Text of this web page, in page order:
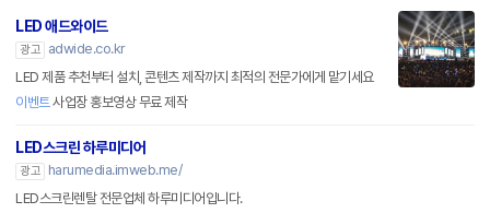
LED 애드와이드
광고
adwide.co.kr
LED 제품 추천부터 설치, 콘텐츠 제작까지 최적의 전문가에게 맡기세요
이벤트사업장 홍보영상 무료 제작
LED스크린 하루미디어
광고
harumedia.imweb.me/
LED스크린렌탈 전문업체 하루미디어입니다.